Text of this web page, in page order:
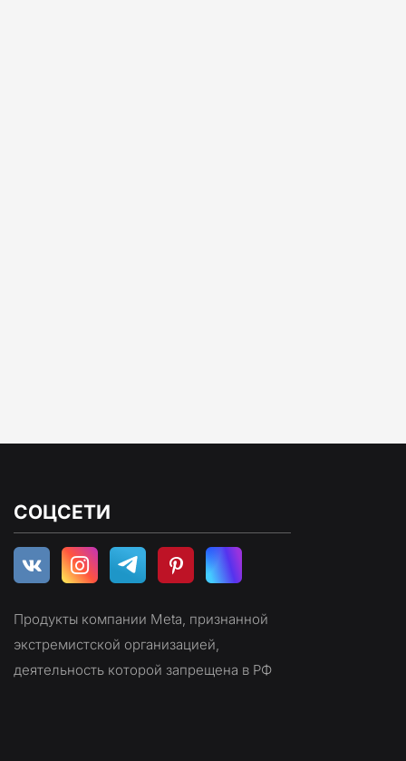
СОЦСЕТИ
Продукты компании Meta, признанной
экстремистской организацией,
деятельность которой запрещена в РФ